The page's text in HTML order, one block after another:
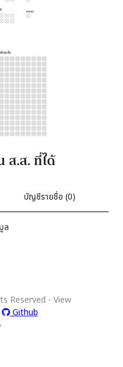
ตราด
รายชื่อ
ส.ส. ที่ได้
บัญชีรายชื่อ (0)
ล
Reserved - View
Github